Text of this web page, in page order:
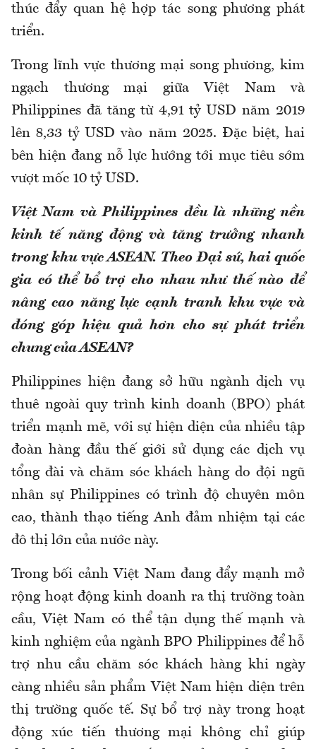
thúc đẩy quan hệ hợp tác song phương phát
triển.
Trong lĩnh vực thương mại song phương, kim
ngạch thương mại giữa Việt Nam và
Philippines đã tăng từ 4,91 tỷ USD năm 2019
lên 8,33 tỷ USD vào năm 2025. Đặc biệt, hai
bên hiện đang nỗ lực hướng tới mục tiêu sớm
vượt mốc 10 tỷ USD.
Việt Nam và Philippines đều là những nền
kinh tế năng động và tăng trưởng nhanh
trong khu vực ASEAN. Theo Đại sứ, hai quốc
gia có thể bổ trợ cho nhau như thế nào để
nâng cao năng lực cạnh tranh khu vực và
đóng góp hiệu quả hơn cho sự phát triển
chung của ASEAN?
Philippines hiện đang sở hữu ngành dịch vụ
thuê ngoài quy trình kinh doanh (BPO) phát
triển mạnh mẽ, với sự hiện diện của nhiều tập
đoàn hàng đầu thế giới sử dụng các dịch vụ
tổng đài và chăm sóc khách hàng do đội ngũ
nhân sự Philippines có trình độ chuyên môn
cao, thành thạo tiếng Anh đảm nhiệm tại các
đô thị lớn của nước này.
Trong bối cảnh Việt Nam đang đẩy mạnh mở
rộng hoạt động kinh doanh ra thị trường toàn
cầu, Việt Nam có thể tận dụng thế mạnh và
kinh nghiệm của ngành BPO Philippines để hỗ
trợ nhu cầu chăm sóc khách hàng khi ngày
càng nhiều sản phẩm Việt Nam hiện diện trên
thị trường quốc tế. Sự bổ trợ này trong hoạt
động xúc tiến thương mại không chỉ giúp